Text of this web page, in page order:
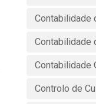
Contabilidade
Contabilidade
Contabilidade
Controlo de